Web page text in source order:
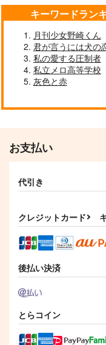
キーワードラン
月刊少女野崎くん
君が言うには犬の
私の愛する圧制者
私立メロ高等学校
灰色と赤
お支払い
代引き
クレジットカード
後払い決済
とらコイン